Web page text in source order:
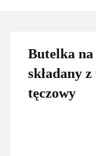
Butelka
składany
tęczowy